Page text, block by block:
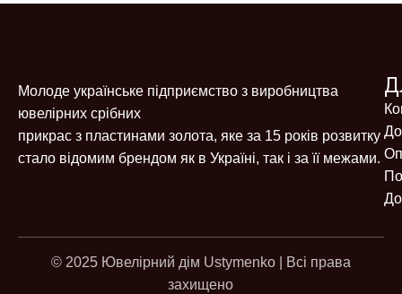
Молоде українське підприємство з виробництва
ювелірних срібних
прикрас з пластинами золота, яке за 15 років розвитку
стало відомим брендом як в Україні, так і за її межами.
© 2025 Ювелірний дім Ustymenko | Всі права
захищено